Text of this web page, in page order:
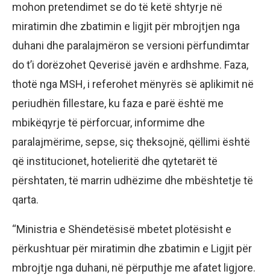
mohon pretendimet se do të ketë shtyrje në
miratimin dhe zbatimin e ligjit për mbrojtjen nga
duhani dhe paralajmëron se versioni përfundimtar
do t’i dorëzohet Qeverisë javën e ardhshme. Faza,
thotë nga MSH, i referohet mënyrës së aplikimit në
periudhën fillestare, ku faza e parë është me
mbikëqyrje të përforcuar, informime dhe
paralajmërime, sepse, siç theksojnë, qëllimi është
që institucionet, hotelieritë dhe qytetarët të
përshtaten, të marrin udhëzime dhe mbështetje të
qarta.
“Ministria e Shëndetësisë mbetet plotësisht e
përkushtuar për miratimin dhe zbatimin e Ligjit për
mbrojtje nga duhani, në përputhje me afatet ligjore.